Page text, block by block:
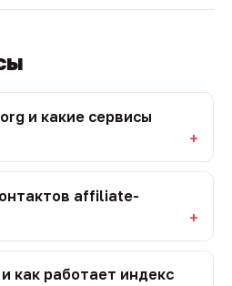
и какие сервисы
affiliate-
как работает индекс